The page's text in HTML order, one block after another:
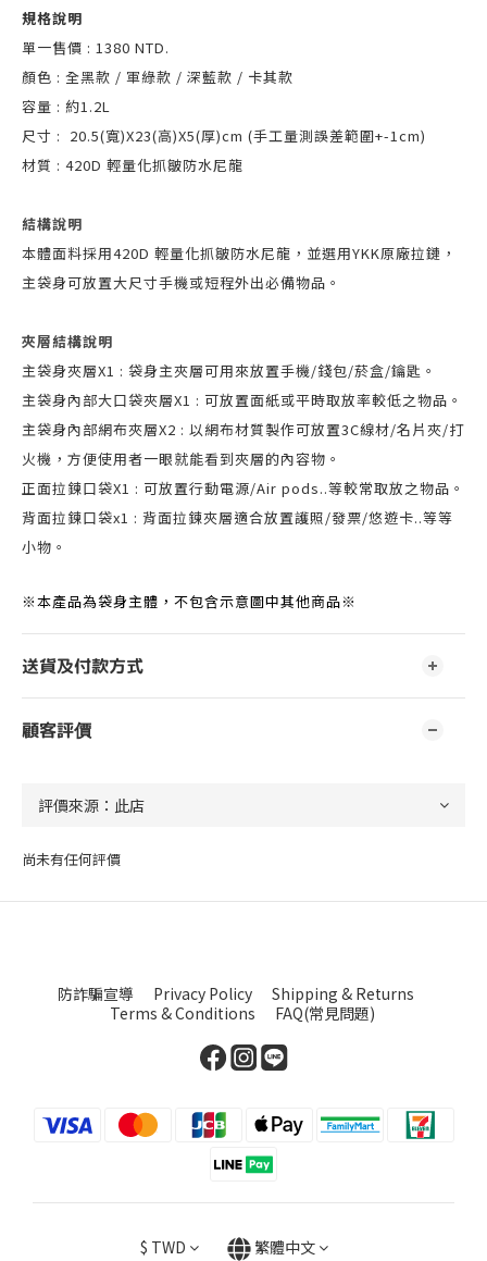
規格說明
單一售價 : 1380 NTD.
顏色 : 全黑款 / 軍綠款 / 深藍款 / 卡其款
容量 : 約1.2L
尺寸 : 20.5(寬)X23(高)X5(厚)cm (手工量測誤差範圍+-1cm)
材質 : 420D 輕量化抓皺防水尼龍
結構說明
本體面料採用420D 輕量化抓皺防水尼龍，並選用YKK原廠拉鏈，
主袋身可放置大尺寸手機或短程外出必備物品。
夾層結構說明
主袋身夾層X1 : 袋身主夾層可用來放置手機/錢包/菸盒/鑰匙。
主袋身內部大口袋夾層X1 : 可放置面紙或平時取放率較低之物品。
主袋身內部網布夾層X2 : 以網布材質製作可放置3C線材/名片夾/打
火機，方便使用者一眼就能看到夾層的內容物。
正面拉鍊口袋X1 : 可放置行動電源/Air pods..等較常取放之物品。
背面拉鍊口袋x1 : 背面拉鍊夾層適合放置護照/發票/悠遊卡..等等
小物。
※本產品為袋身主體，不包含示意圖中其他商品※
送貨及付款方式
顧客評價
尚未有任何評價
防詐騙宣導 Privacy Policy
Shipping & Returns
Terms & Conditions
FAQ(常見問題)
$ TWD 繁體中文